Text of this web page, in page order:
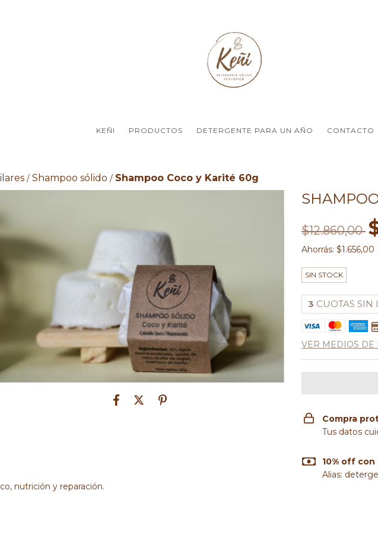
KEÑI PRODUCTOS DETERGENTE PARA UN AÑO CONTACTO
/ Shampoo sólido / Shampoo Coco y Karité 60g
nutrición y reparación.
$12.860,00
Ahorrás: $1.656,00
SIN STOCK
3 CUOTAS SIN
VER MEDIOS DE
Compra
Tus datos
10% off
Alias: